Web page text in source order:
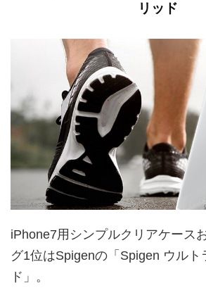
リッド
iPhone7用シンプルクリアケース
グ1位はSpigenの「Spigen ウルト
ド」。